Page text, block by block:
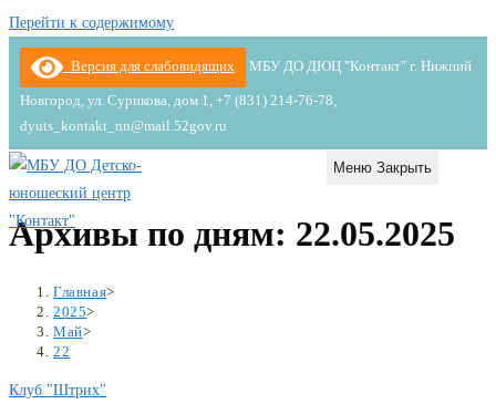
Перейти к содержимому
Версия для слабовидящих МБУ ДО ДЮЦ "Контакт" г. Нижний
Новгород, ул. Сурикова, дом 1, +7 (831) 214-76-78,
dyuts_kontakt_nn@mail.52gov.ru
Меню Закрыть
Архивы по дням: 22.05.2025
Главная>
2025>
Май>
22
Клуб "Штрих"